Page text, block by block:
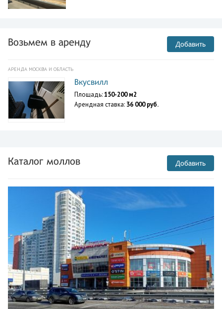
Возьмем в аренду Добавить
АРЕНДА МОСКВА И ОБЛАСТЬ
Вкусвилл
Площадь:150-200 м2
Арендная ставка: 36 000 руб.
Каталог моллов Добавить